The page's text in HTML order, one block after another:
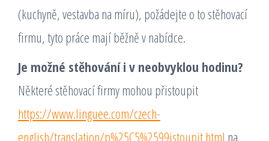
(kuchyně, vestavba na míru), požádejte o to stěhovací
firmu, tyto práce mají běžně v nabídce.
Je možné stěhování i v neobvyklou hodinu?
Některé stěhovací firmy mohou přistoupit
https://www.linguee.com/czech-
english/translation/p%25C5%2599istoupit.html na